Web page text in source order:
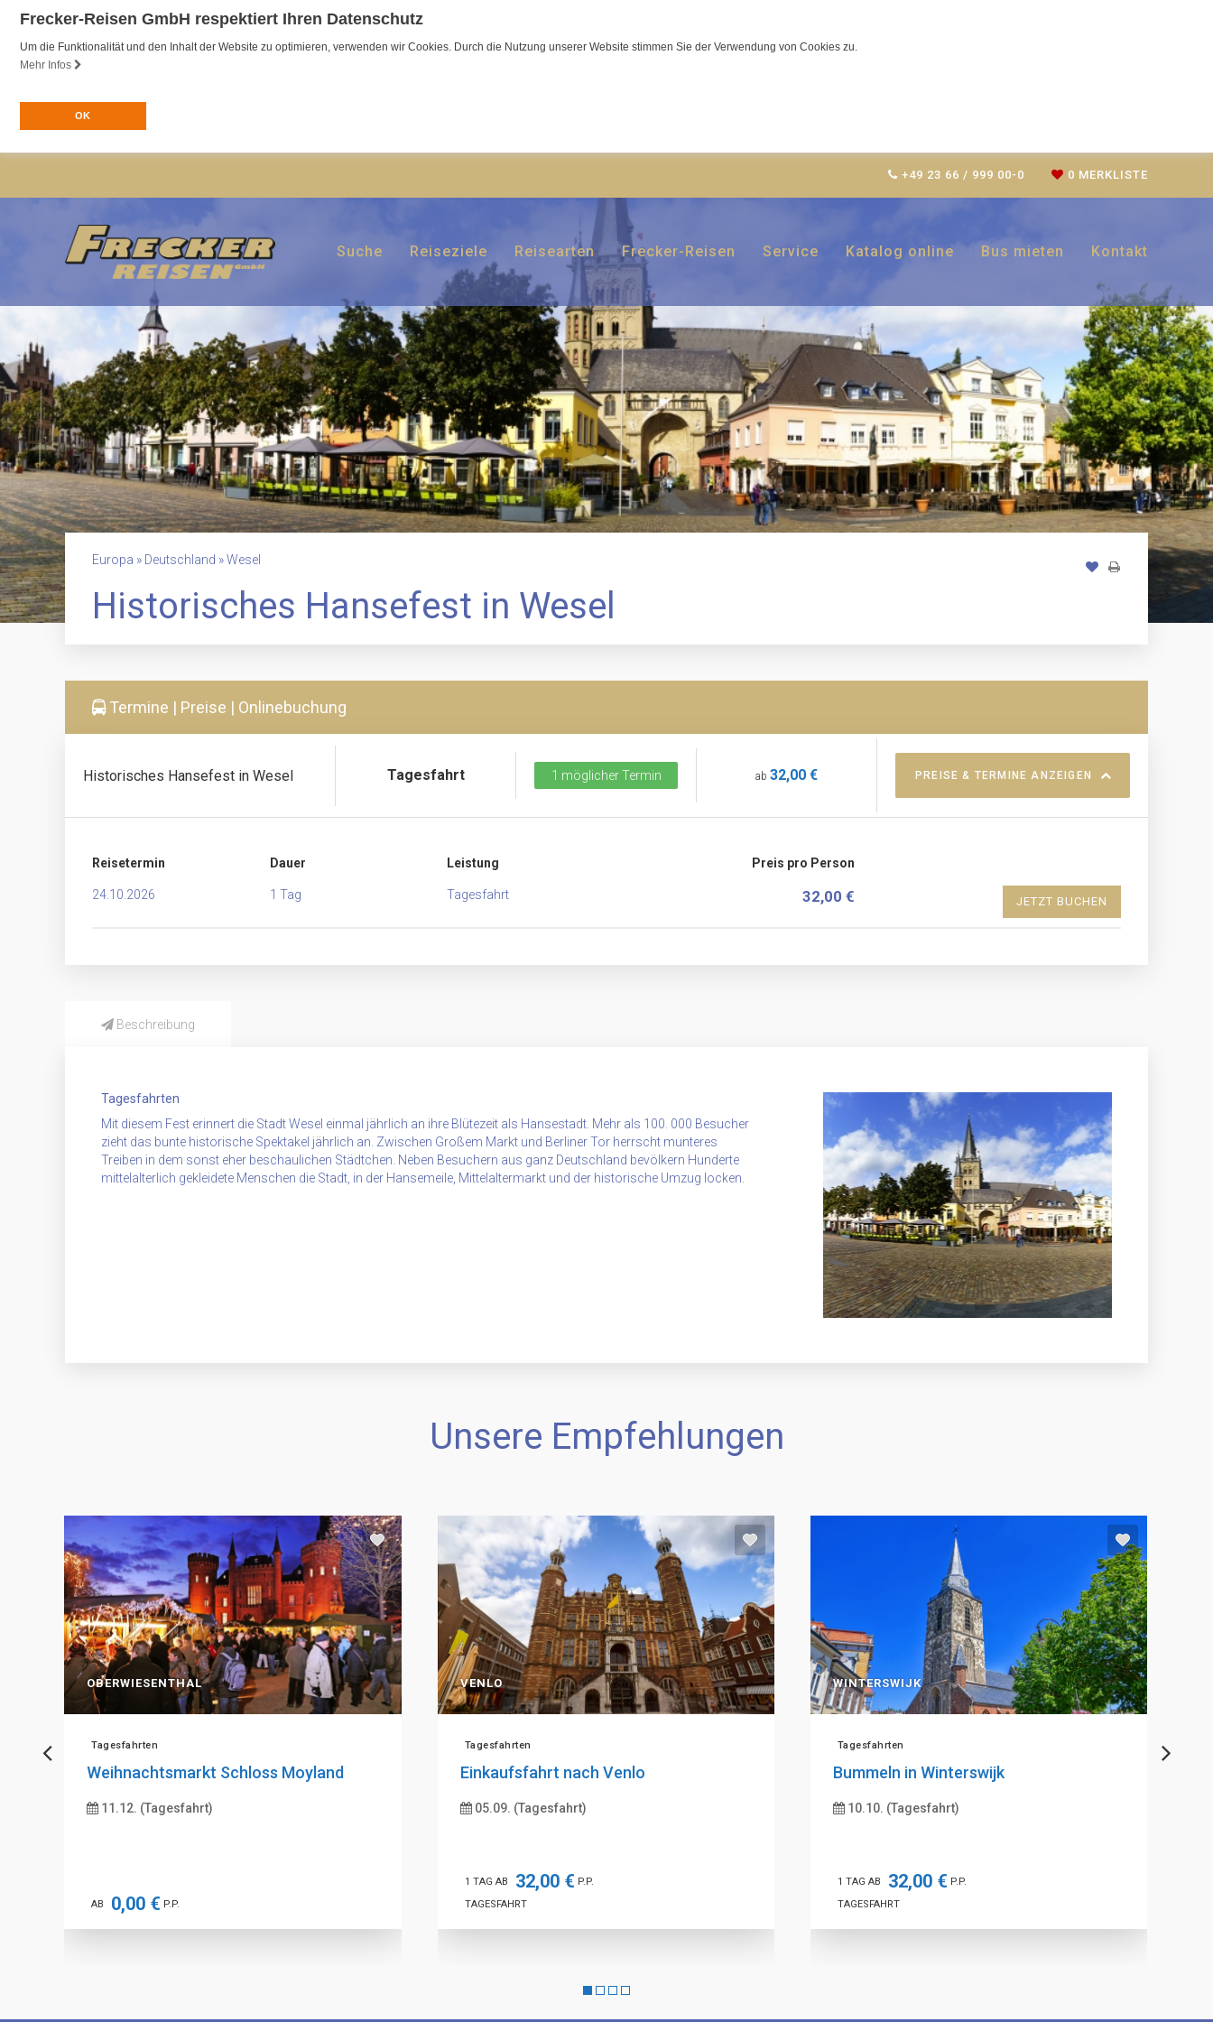
Frecker-Reisen GmbH respektiert Ihren Datenschutz
Um die Funktionalität und den Inhalt der Website zu optimieren, verwenden wir Cookies. Durch die Nutzung unserer Website stimmen Sie der Verwendung von Cookies zu.
Mehr Infos
OK
0 MERKLISTE
+49 23 66 / 999 00-0
Suche Reiseziele Reisearten Frecker-Reisen Service Katalog online Bus mieten Kontakt
Europa » Deutschland » Wesel
Historisches Hansefest in Wesel
Termine | Preise | Onlinebuchung
Historisches Hansefest in Wesel Tagesfahrt 1 möglicher Termin ab 32,00 € PREISE & TERMINE ANZEIGEN
Reisetermin Dauer Leistung Preis pro Person
24.10.2026 1 Tag Tagesfahrt 32,00 € JETZT BUCHEN
Beschreibung
Tagesfahrten
Mit diesem Fest erinnert die Stadt Wesel einmal jährlich an ihre Blütezeit als Hansestadt. Mehr als 100. 000 Besucher
zieht das bunte historische Spektakel jährlich an. Zwischen Großem Markt und Berliner Tor herrscht munteres
Treiben in dem sonst eher beschaulichen Städtchen. Neben Besuchern aus ganz Deutschland bevölkern Hunderte
mittelalterlich gekleidete Menschen die Stadt, in der Hansemeile, Mittelaltermarkt und der historische Umzug locken.
Unsere Empfehlungen
OBERWIESENTHAL
Tagesfahrten
Weihnachtsmarkt Schloss Moyland
11.12. (Tagesfahrt)
AB 0,00 € P.P.
VENLO
Tagesfahrten
Einkaufsfahrt nach Venlo
05.09. (Tagesfahrt)
1 TAG AB 32,00 € P.P.
TAGESFAHRT
WINTERSWIJK
Tagesfahrten
Bummeln in Winterswijk
10.10. (Tagesfahrt)
1 TAG AB 32,00 € P.P.
TAGESFAHRT